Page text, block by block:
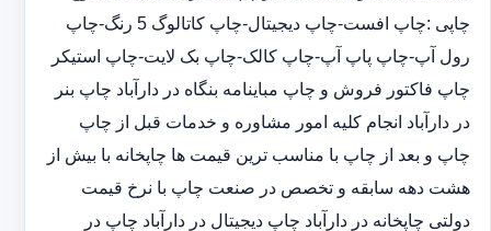
چاپی :چاپ افست-چاپ دیجیتال-چاپ کاتالوگ 5 رنگ-چاپ
رول آپ-چاپ پاپ آپ-چاپ کالک-چاپ بک لایت-چاپ استیکر
چاپ فاکتور فروش و چاپ مباینامه بنگاه در دارآباد چاپ بنر
در دارآباد انجام کلیه امور مشاوره و خدمات قبل از چاپ
چاپ و بعد از چاپ با مناسب ترین قیمت ها چاپخانه با بیش از
هشت دهه سابقه و تخصص در صنعت چاپ با نرخ قیمت
دولتی چاپخانه در دارآباد چاپ دیجیتال در دارآباد چاپ در